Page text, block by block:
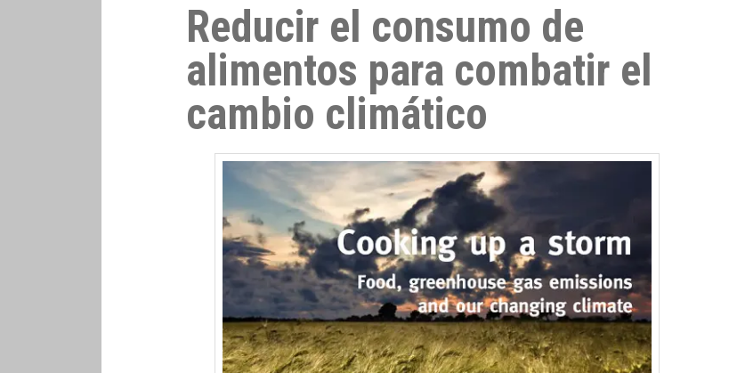
Reducir el consumo de
alimentos para combatir el
cambio climático